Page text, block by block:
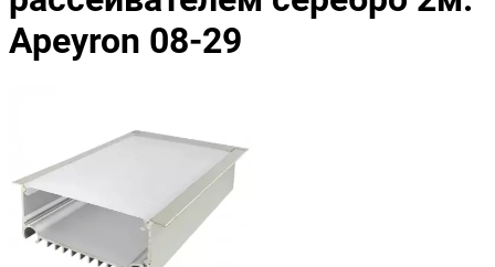
Apeyron 08-29